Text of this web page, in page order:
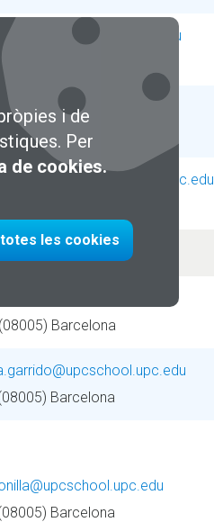
i de
Per
de cookies.
les cookies
Barcelona
Barcelona
garcia@upcschool.upc.edu
Barcelona
Barcelona
Barcelona